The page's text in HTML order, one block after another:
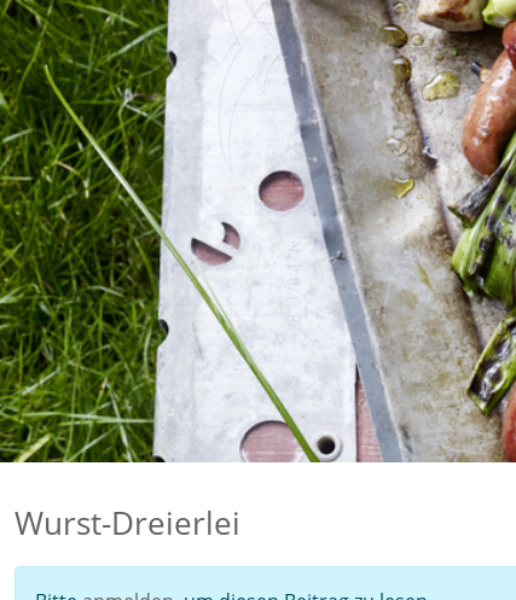
Wurst-Dreierlei